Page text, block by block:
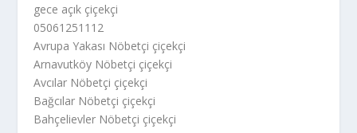
gece açık çiçekçi
05061251112
Avrupa Yakası Nöbetçi çiçekçi
Arnavutköy Nöbetçi çiçekçi
Avcılar Nöbetçi çiçekçi
Bağcılar Nöbetçi çiçekçi
Bahçelievler Nöbetçi çiçekçi